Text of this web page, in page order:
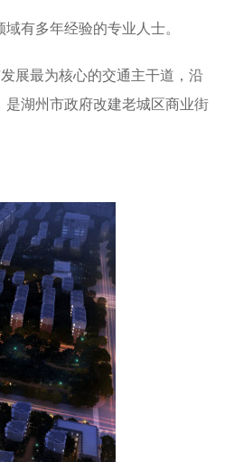
有多年经验的专业人士。
展最为核心的交通主干道，沿
湖州市政府改建老城区商业街